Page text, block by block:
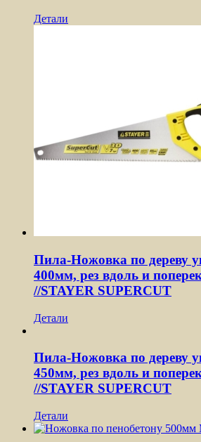
Детали
Пила-Ножовка по дереву
400мм, рез вдоль и
//STAYER SUPERCUT
Детали
Пила-Ножовка по дереву
450мм, рез вдоль и
//STAYER SUPERCUT
Детали